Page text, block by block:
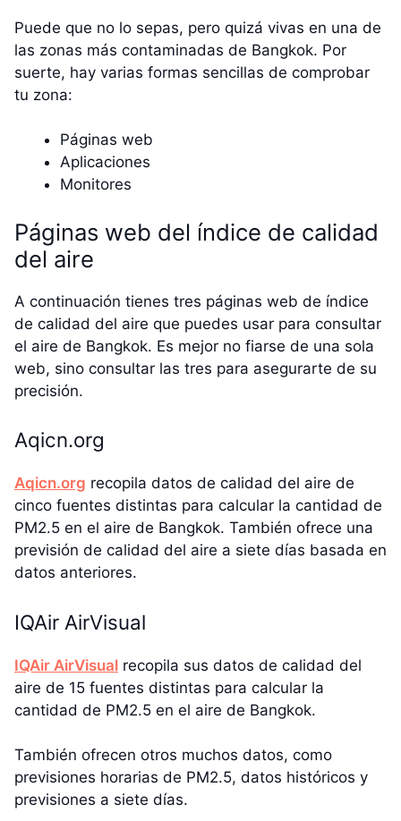
Puede que no lo sepas, pero quizá vivas en una de
las zonas más contaminadas de Bangkok. Por
suerte, hay varias formas sencillas de comprobar
tu zona:
Páginas web
Aplicaciones
Monitores
Páginas web del índice de calidad
del aire
A continuación tienes tres páginas web de índice
de calidad del aire que puedes usar para consultar
el aire de Bangkok. Es mejor no fiarse de una sola
web, sino consultar las tres para asegurarte de su
precisión.
Aqicn.org
Aqicn.org recopila datos de calidad del aire de
cinco fuentes distintas para calcular la cantidad de
PM2.5 en el aire de Bangkok. También ofrece una
previsión de calidad del aire a siete días basada en
datos anteriores.
IQAir AirVisual
IQAir AirVisual recopila sus datos de calidad del
aire de 15 fuentes distintas para calcular la
cantidad de PM2.5 en el aire de Bangkok.
También ofrecen otros muchos datos, como
previsiones horarias de PM2.5, datos históricos y
previsiones a siete días.